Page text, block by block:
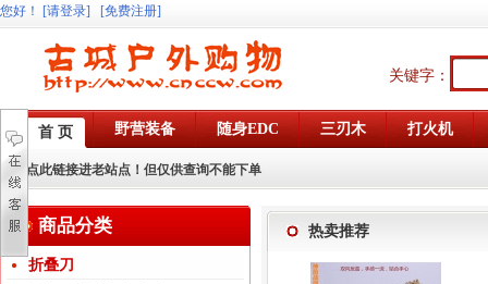
您好 ！ [请登录] [免费注册]
关键字：
首 页 野营装备 随身EDC 三刃木 打火机
点此链接进老站点！但仅供查询不能下单
商品分类
折叠刀
热卖推荐